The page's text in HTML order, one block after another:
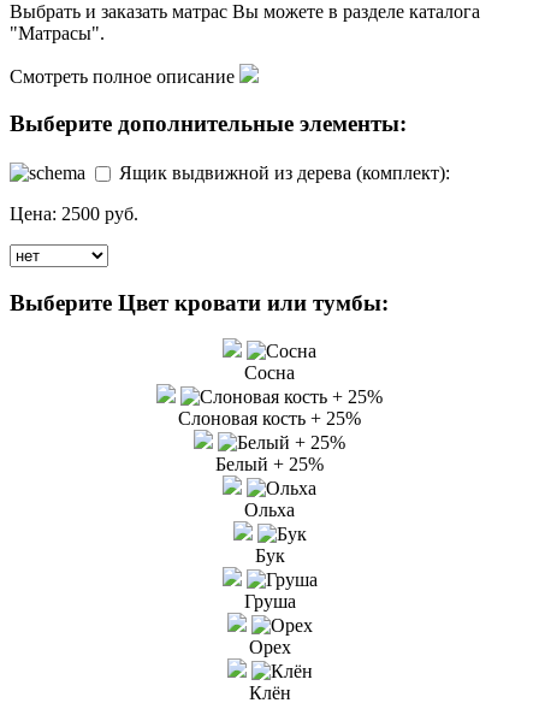
Выбрать и заказать матрас Вы можете в разделе каталога
"Матрасы".
Смотреть полное описание
Выберите дополнительные элементы:
Ящик выдвижной из дерева (комплект):
Цена: 2500 руб.
Выберите Цвет кровати или тумбы:
Сосна
Слоновая кость + 25%
Белый + 25%
Ольха
Бук
Груша
Орех
Клён